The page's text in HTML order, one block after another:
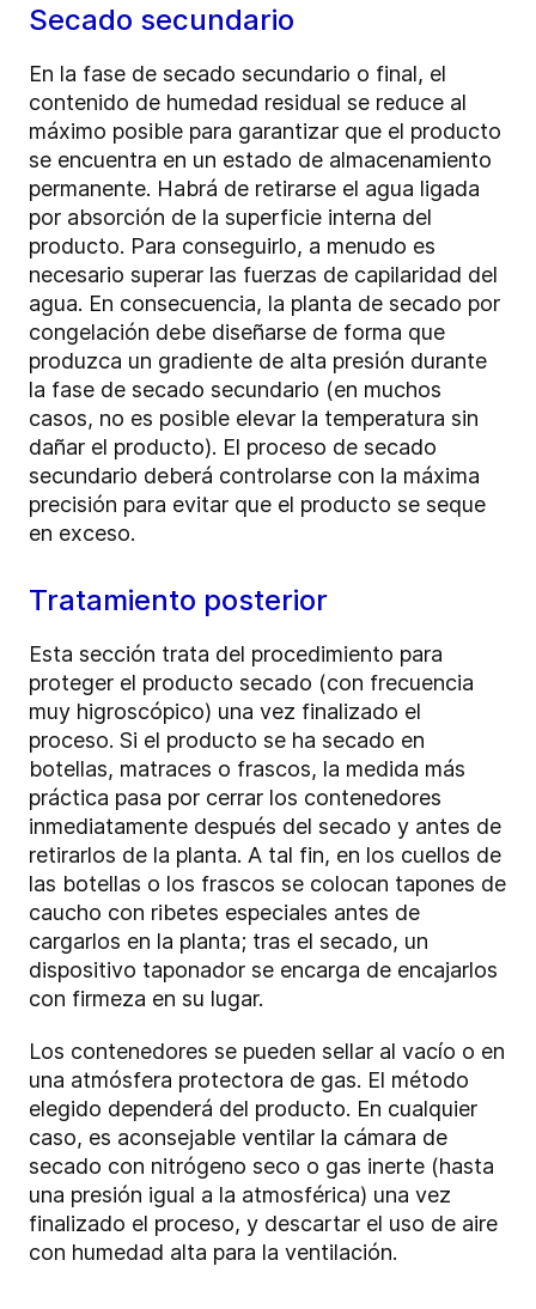
Secado secundario
En la fase de secado secundario o final, el
contenido de humedad residual se reduce al
máximo posible para garantizar que el producto
se encuentra en un estado de almacenamiento
permanente. Habrá de retirarse el agua ligada
por absorción de la superficie interna del
producto. Para conseguirlo, a menudo es
necesario superar las fuerzas de capilaridad del
agua. En consecuencia, la planta de secado por
congelación debe diseñarse de forma que
produzca un gradiente de alta presión durante
la fase de secado secundario (en muchos
casos, no es posible elevar la temperatura sin
dañar el producto). El proceso de secado
secundario deberá controlarse con la máxima
precisión para evitar que el producto se seque
en exceso.
Tratamiento posterior
Esta sección trata del procedimiento para
proteger el producto secado (con frecuencia
muy higroscópico) una vez finalizado el
proceso. Si el producto se ha secado en
botellas, matraces o frascos, la medida más
práctica pasa por cerrar los contenedores
inmediatamente después del secado y antes de
retirarlos de la planta. A tal fin, en los cuellos de
las botellas o los frascos se colocan tapones de
caucho con ribetes especiales antes de
cargarlos en la planta; tras el secado, un
dispositivo taponador se encarga de encajarlos
con firmeza en su lugar.
Los contenedores se pueden sellar al vacío o en
una atmósfera protectora de gas. El método
elegido dependerá del producto. En cualquier
caso, es aconsejable ventilar la cámara de
secado con nitrógeno seco o gas inerte (hasta
una presión igual a la atmosférica) una vez
finalizado el proceso, y descartar el uso de aire
con humedad alta para la ventilación.